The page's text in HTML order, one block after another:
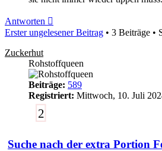
Antworten
Erster ungelesener Beitrag • 3 Beiträge •
Zuckerhut
Rohstoffqueen
Beiträge: 589
Registriert: Mittwoch, 10. Juli
2
Suche nach der extra Portion